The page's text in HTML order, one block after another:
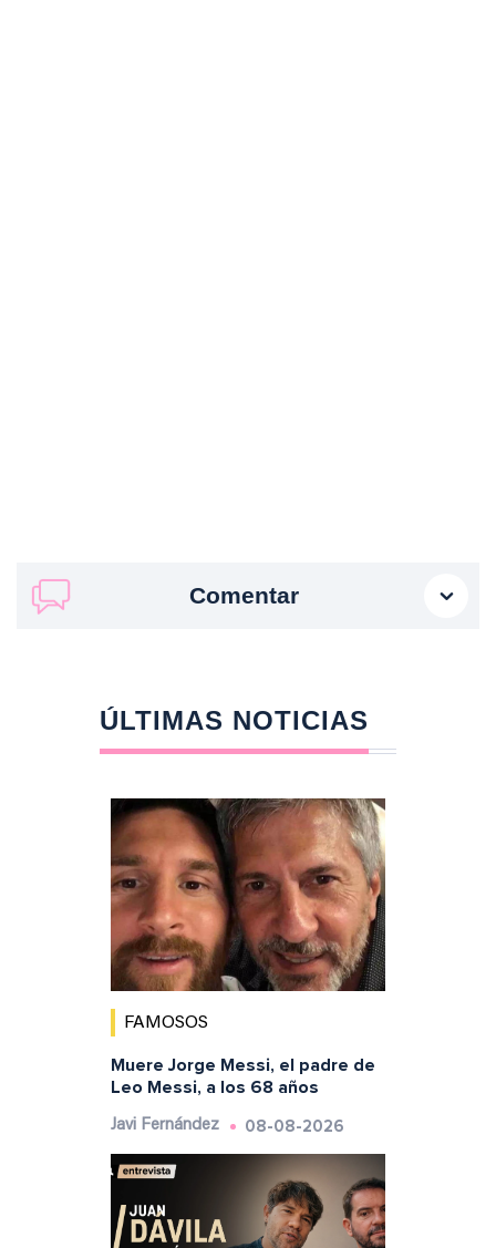
Comentar
ÚLTIMAS NOTICIAS
FAMOSOS
Muere Jorge Messi, el padre de
Leo Messi, a los 68 años
Javi Fernández 08-08-2026